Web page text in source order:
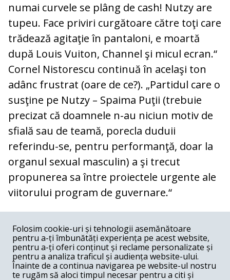
numai curvele se plâng de cash! Nutzy are
tupeu. Face priviri curgătoare către toţi care
trădează agitaţie în pantaloni, e moartă
după Louis Vuiton, Channel şi micul ecran.“
Cornel Nistorescu continuă în acelaşi ton
adânc frustrat (oare de ce?). „Partidul care o
susţine pe Nutzy – Spaima Puţii (trebuie
precizat că doamnele n-au niciun motiv de
sfială sau de teamă, porecla duduii
referindu-se, pentru performanţă, doar la
organul sexual masculin) a şi trecut
propunerea sa între proiectele urgente ale
viitorului program de guvernare.“
COMENTARII
Nume
Email
Folosim cookie-uri și tehnologii asemănătoare
pentru a-ți îmbunătăți experiența pe acest website,
pentru a-ți oferi conținut și reclame personalizate și
pentru a analiza traficul și audiența website-ului.
Înainte de a continua navigarea pe website-ul nostru
te rugăm să aloci timpul necesar pentru a citi și